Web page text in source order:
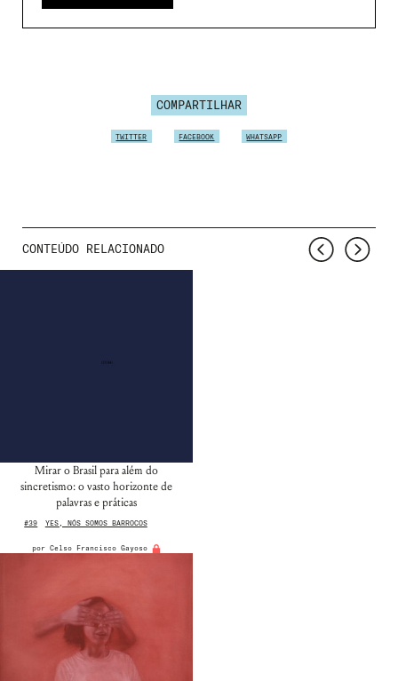
COMPARTILHAR
TWITTER FACEBOOK WHATSAPP
CONTEÚDO RELACIONADO
Mirar o Brasil para além do
sincretismo: o vasto horizonte de
palavras e práticas
#39 YES, NÓS SOMOS BARROCOS
por Celso Francisco Gayoso